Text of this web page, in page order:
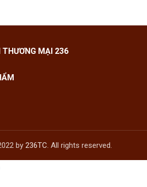
THƯƠNG MẠI 236
by 236TC. All rights reserved.